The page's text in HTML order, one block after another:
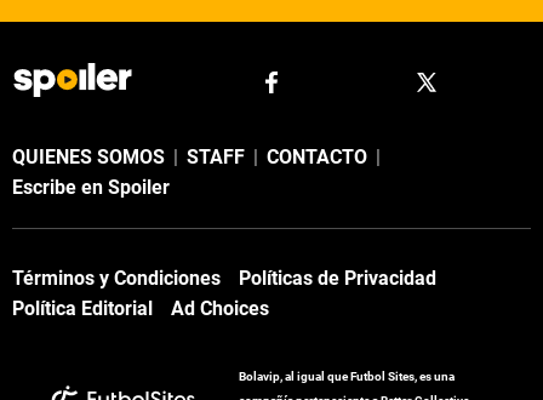
QUIENES SOMOS | STAFF | CONTACTO |
Escribe en Spoiler
Términos y Condiciones
Políticas de Privacidad
Política Editorial
Ad Choices
Bolavip, al igual que Futbol Sites, es una